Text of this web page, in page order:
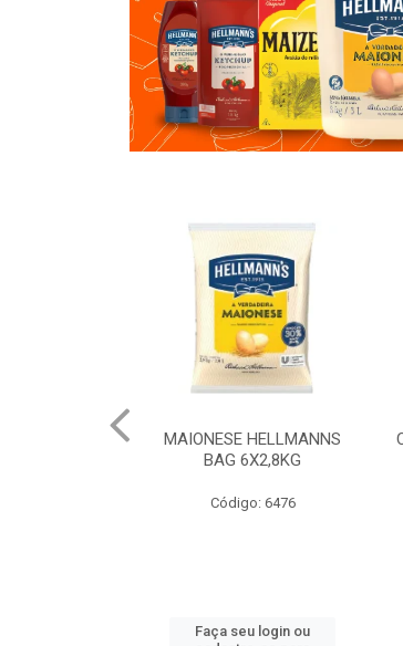
CALDO DE GALINHA KNORR
BAG 10X1,01KG
Código: 6484
Faça seu login ou